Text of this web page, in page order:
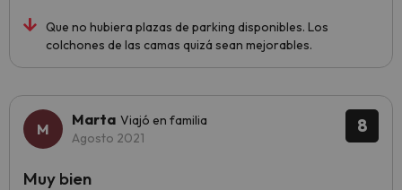
Que no hubiera plazas de parking disponibles. Los
colchones de las camas quizá sean mejorables.
8
Marta Viajó en familia
Agosto 2021
Muy bien